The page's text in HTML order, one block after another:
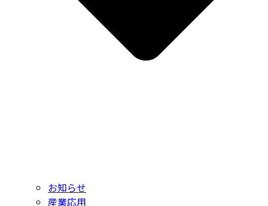
お知らせ
産業応用